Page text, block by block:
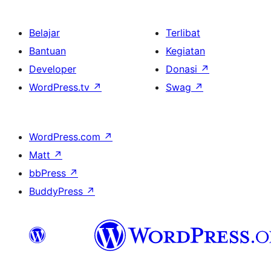
Belajar
Bantuan
Developer
WordPress.tv ↗
Terlibat
Kegiatan
Donasi ↗
Swag ↗
WordPress.com ↗
Matt ↗
bbPress ↗
BuddyPress ↗